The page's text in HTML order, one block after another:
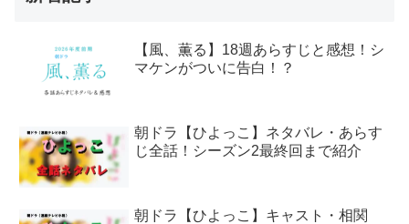
【風、薫る】18週あらすじと感想！シ
マケンがついに告白！？
朝ドラ【ひよっこ】ネタバレ・あらす
じ全話！シーズン2最終回まで紹介
朝ドラ【ひよっこ】キャスト・相関